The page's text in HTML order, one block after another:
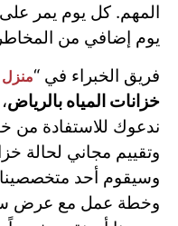
المهم. كل يوم يمر
يوم إضافي من
فريق الخبراء في “منزل
خزانات المياه بالرياض
ندعوك للاستفادة من
وتقييم مجاني لحالة
وسيقوم أحد متخصصينا
وخطة عمل مع عرض سعر